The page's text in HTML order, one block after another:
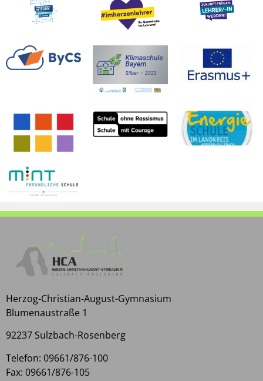
Herzog-Christian-August-Gymnasium
Blumenaustraße 1
92237 Sulzbach-Rosenberg
Telefon: 09661/876-100
Fax: 09661/876-105